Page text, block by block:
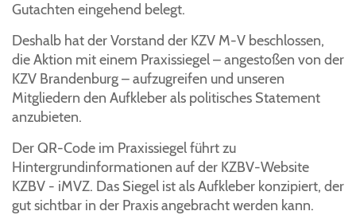
Gutachten eingehend belegt.
Deshalb hat der Vorstand der KZV M-V beschlossen,
die Aktion mit einem Praxissiegel – angestoßen von der
KZV Brandenburg – aufzugreifen und unseren
Mitgliedern den Aufkleber als politisches Statement
anzubieten.
Der QR-Code im Praxissiegel führt zu
Hintergrundinformationen auf der KZBV-Website
KZBV - iMVZ. Das Siegel ist als Aufkleber konzipiert, der
gut sichtbar in der Praxis angebracht werden kann.